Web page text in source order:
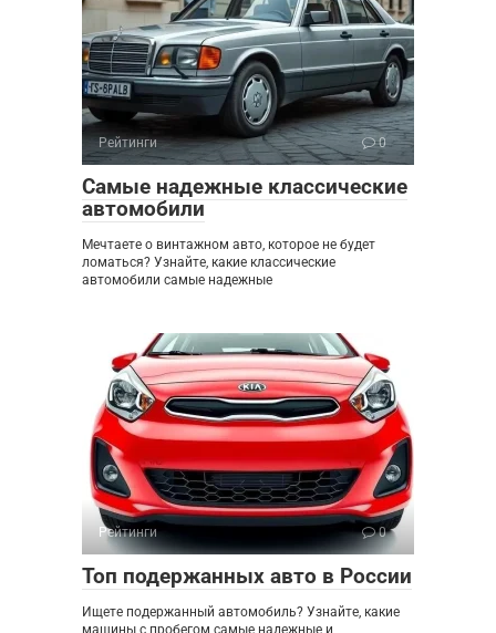
Рейтинги 0
Самые надежные классические
автомобили
Мечтаете о винтажном авто, которое не будет
ломаться? Узнайте, какие классические
автомобили самые надежные
Рейтинги 0
Топ подержанных авто в России
Ищете подержанный автомобиль? Узнайте, какие
машины с пробегом самые надежные и